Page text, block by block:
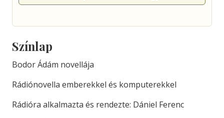
Színlap
Bodor Ádám novellája
Rádiónovella emberekkel és komputerekkel
Rádióra alkalmazta és rendezte: Dániel Ferenc